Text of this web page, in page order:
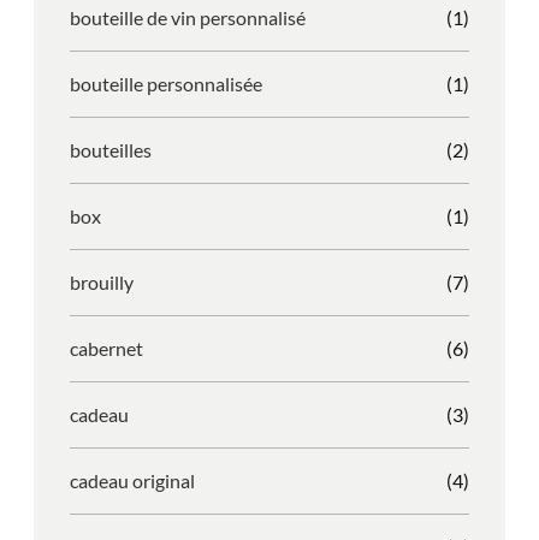
bouteille de vin personnalisé (1)
bouteille personnalisée (1)
bouteilles (2)
box (1)
brouilly (7)
cabernet (6)
cadeau (3)
cadeau original (4)